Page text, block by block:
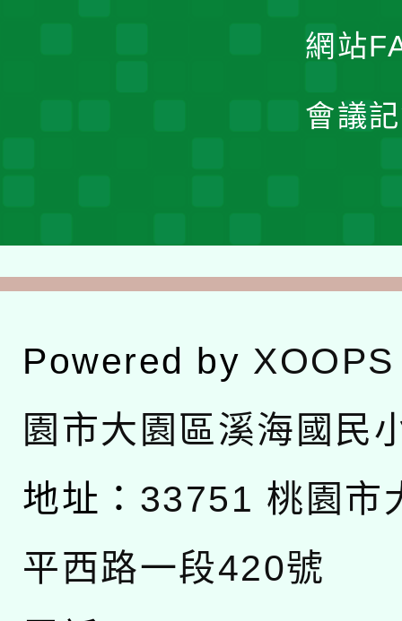
網站
會議
Powered by XOOPS
園市大園區溪海國民
地址： 33751 桃園市
平西路一段420號